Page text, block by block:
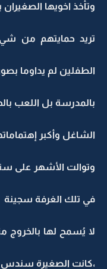
وتأخذ اخويها الصغيران
تريد حمايتهم من
الطفلين لم يداوما
بالمدرسة بل اللعب
الشاغل وأكبر
وتوالت الأشهر على
في تلك الغرفة سجينة
لا يُسمح لها بالخروج
،كانت الصغيرة سندس